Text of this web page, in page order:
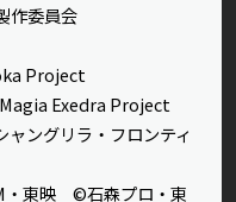
作委員会
Project
Exedra Project
ングリラ・フロンティ
・東映 ©石森プロ・東